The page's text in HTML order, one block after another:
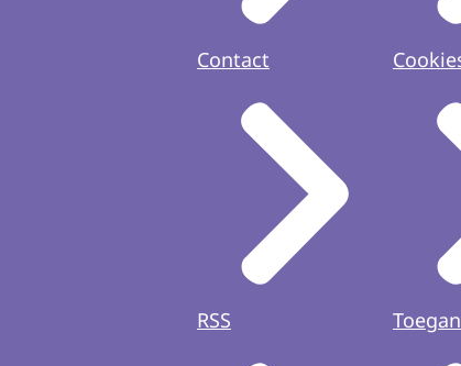
Contact
RSS